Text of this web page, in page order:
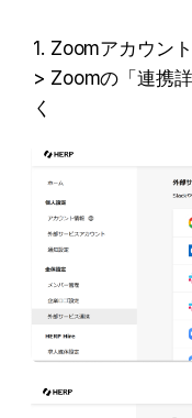
1. Zoomアカウン
> Zoomの「連携
く